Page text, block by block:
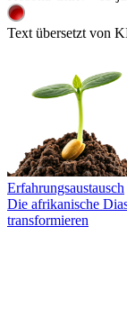
Text übersetzt von
Erfahrungsaustausch
Die afrikanische
transformieren